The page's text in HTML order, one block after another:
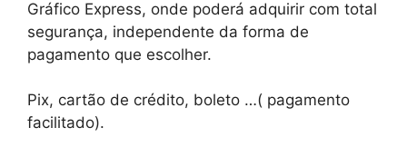
Gráfico Express, onde poderá adquirir com total
segurança, independente da forma de
pagamento que escolher.
Pix, cartão de crédito, boleto …( pagamento
facilitado).